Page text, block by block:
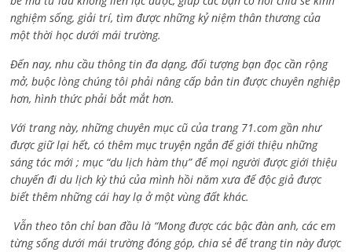
nghiệm sống, giải trí, tìm được những kỷ niệm thân thương của
một thời học dưới mái trường.
Đến nay, nhu cầu thông tin đa dạng, đối tượng bạn đọc cần rộng
mở, buộc lòng chúng tôi phải nâng cấp bản tin được chuyên nghiệp
hơn, hình thức phải bắt mắt hơn.
Với trang này, những chuyên mục cũ của trang 71.com gần như
được giữ lại hết, có thêm mục truyện ngắn để giới thiệu những
sáng tác mới ; mục “du lịch hàm thụ” để mọi người được giới thiệu
chuyến đi du lịch kỳ thú của mình hồi năm xưa để độc giả được
biết thêm những cái hay lạ ở một vùng đất khác.
Vẫn theo tôn chỉ ban đầu là “Mong được các bậc đàn anh, các em
từng sống dưới mái trường đóng góp, chia sẻ để trang tin này được